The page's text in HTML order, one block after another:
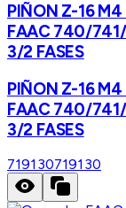
PIÑON Z-16 M4
FAAC 740/
3/2 FASES
PIÑON Z-16 M4
FAAC 740/
3/2 FASES
719130719130